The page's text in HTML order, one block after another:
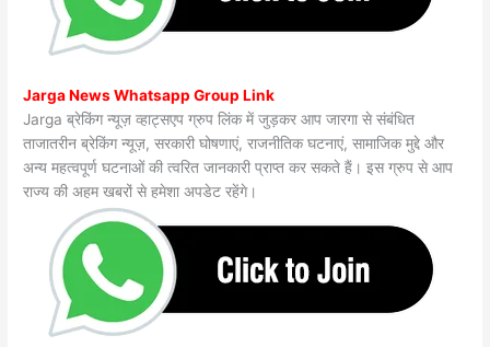
Jarga News Whatsapp Group Link
Jarga ब्रेकिंग न्यूज़ व्हाट्सएप ग्रुप लिंक में जुड़कर आप जारगा से संबंधित
ताजातरीन ब्रेकिंग न्यूज़, सरकारी घोषणाएं, राजनीतिक घटनाएं, सामाजिक मुद्दे और
अन्य महत्वपूर्ण घटनाओं की त्वरित जानकारी प्राप्त कर सकते हैं। इस ग्रुप से आप
राज्य की अहम खबरों से हमेशा अपडेट रहेंगे।